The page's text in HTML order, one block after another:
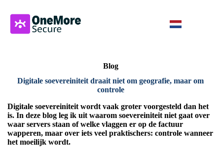
Blog
Digitale soevereiniteit draait niet om geografie, maar om
controle
Digitale soevereiniteit wordt vaak groter voorgesteld dan het
is. In deze blog leg ik uit waarom soevereiniteit niet gaat over
waar servers staan of welke vlaggen er op de factuur
wapperen, maar over iets veel praktischers: controle wanneer
het moeilijk wordt.